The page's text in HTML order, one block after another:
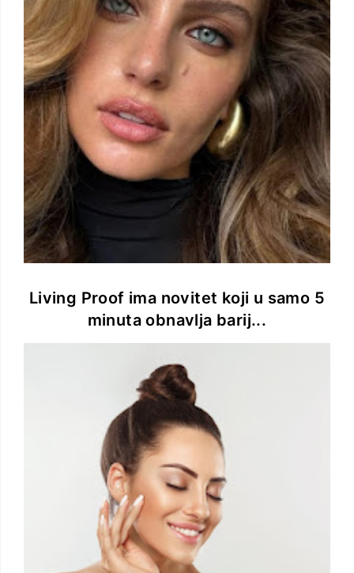
Living Proof ima novitet koji u samo 5
minuta obnavlja barij...